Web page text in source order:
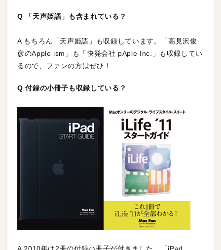
Q 「天声姫語」も含まれている？
A もちろん「天声姫語」も収録しています。「高見沢俊
彦のApple ism」も「快発会社 pAple Inc.」も収録してい
るので、ファンの方はぜひ！
Q 付録の小冊子も収録している？